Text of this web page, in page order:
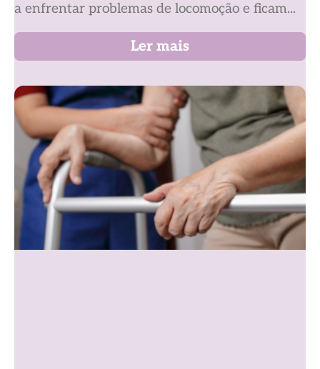
a enfrentar problemas de locomoção e ficam...
Ler mais